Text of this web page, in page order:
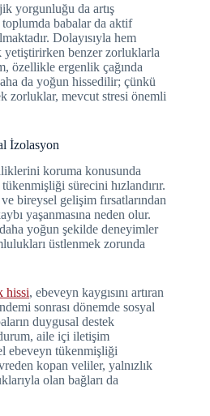
yorgunluğu da artış
babalar da aktif
Dolayısıyla hem
yetiştirirken benzer zorluklarla
özellikle ergenlik çağında
da yoğun hissedilir; çünkü
zorluklar, mevcut stresi önemli
İzolasyon
koruma konusunda
sürecini hızlandırır.
bireysel gelişim fırsatlarından
yaşanmasına neden olur.
yoğun şekilde deneyimler
üstlenmek zorunda
hissi, ebeveyn kaygısını artıran
sonrası dönemde sosyal
duygusal destek
durum, aile içi iletişim
ebeveyn tükenmişliği
kopan veliler, yalnızlık
olan bağları da